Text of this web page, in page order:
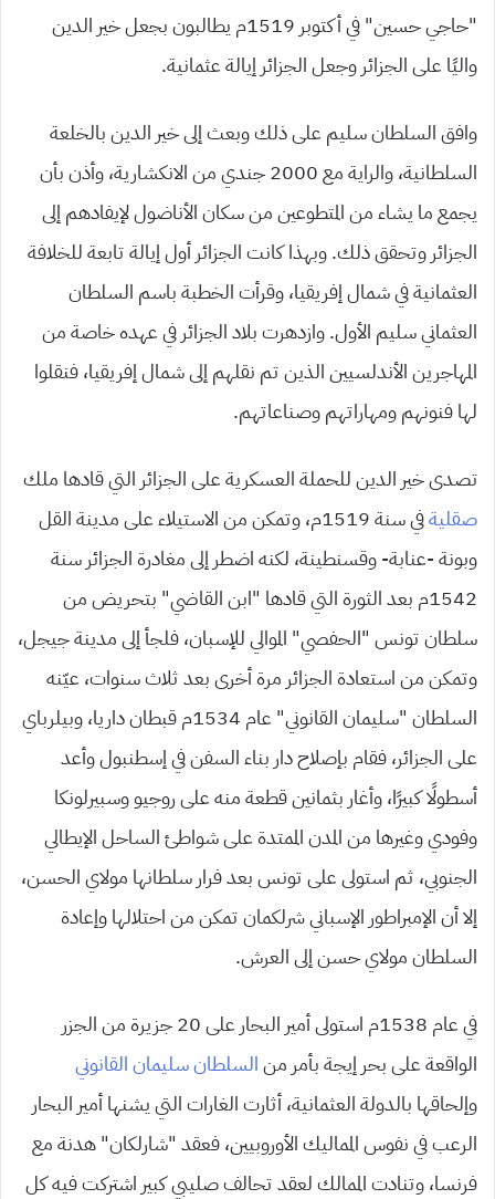
“حاجي حسين” في أكتوبر 1519م يطالبون بجعل خير الدين
واليًا على الجزائر وجعل الجزائر إيالة عثمانية.
وافق السلطان سليم على ذلك وبعث إلى خير الدين بالخلعة
السلطانية، والراية مع 2000 جندي من الانكشارية، وأذن بأن
يجمع ما يشاء من المتطوعين من سكان الأناضول لإيفادهم إلى
الجزائر وتحقق ذلك. وبهذا كانت الجزائر أول إيالة تابعة للخلافة
العثمانية في شمال إفريقيا، وقرأت الخطبة باسم السلطان
العثماني سليم الأول. وازدهرت بلاد الجزائر في عهده خاصة من
المهاجرين الأندلسيين الذين تم نقلهم إلى شمال إفريقيا، فنقلوا
لها فنونهم ومهاراتهم وصناعاتهم.
تصدى خير الدين للحملة العسكرية على الجزائر التي قادها ملك
صقلية
في سنة 1519م، وتمكن من الاستيلاء على مدينة القل
وبونة -عنابة- وقسنطينة، لكنه اضطر إلى مغادرة الجزائر سنة
1542م بعد الثورة التي قادها “ابن القاضي” بتحريض من
سلطان تونس “الحفصي” الموالي للإسبان، فلجأ إلى مدينة جيجل،
وتمكن من استعادة الجزائر مرة أخرى بعد ثلاث سنوات، عيّنه
السلطان “سليمان القانوني” عام 1534م قبطان داريا، وبيلرباي
على الجزائر، فقام بإصلاح دار بناء السفن في إسطنبول وأعد
أسطولًا كبيرًا، وأغار بثمانين قطعة منه على روجيو وسبيرلونكا
وفودي وغيرها من المدن الممتدة على شواطئ الساحل الإيطالي
الجنوبي، ثم استولى على تونس بعد فرار سلطانها مولاي الحسن،
إلا أن الإمبراطور الإسباني شرلكمان تمكن من احتلالها وإعادة
السلطان مولاي حسن إلى العرش.
في عام 1538م استولى أمير البحار على 20 جزيرة من الجزر
الواقعة على بحر إيجة بأمر منالسلطان سليمان القانوني
وإلحاقها بالدولة العثمانية، أثارت الغارات التي يشنها أمير البحار
الرعب في نفوس المماليك الأوروبيين، فعقد “شارلكان” هدنة مع
فرنسا، وتنادت الممالك لعقد تحالف صليبي كبير اشتركت فيه كل